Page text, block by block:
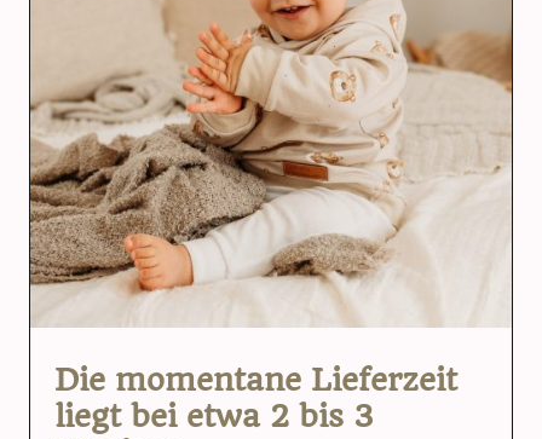
Die momentane Lieferzeit
liegt bei etwa 2 bis 3